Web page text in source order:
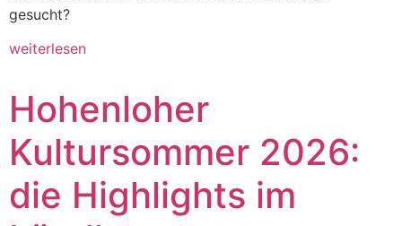
gesucht?
weiterlesen
Hohenloher
Kultursommer 2026:
die Highlights im